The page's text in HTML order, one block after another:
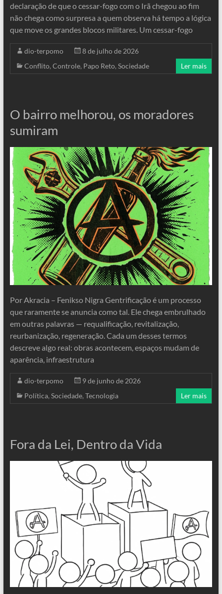
declaração de que o cessar-fogo com o Irã chegou ao fim
não chega como surpresa a quem observa há tempo a lógica
que move os grandes blocos militares. Um cessar-fogo
dio-terpomo
8 de julho de 2026
Conflito, Controle, Papo Reto, Sociedade Ler mais
O bairro melhorou, os moradores
sumiram
Por Akracia – Fenikso Nigra Gentrificação é um processo
que raramente se anuncia como tal. Ele chega embrulhado
em outras palavras — requalificação, revitalização,
reurbanização, regeneração. Cada um desses termos
descreve algo real: obras acontecem, espaços mudam de
aparência, infraestrutura
dio-terpomo
9 de junho de 2026
Política, Sociedade, Tecnologia Ler mais
Fora da Lei, Dentro da Vida